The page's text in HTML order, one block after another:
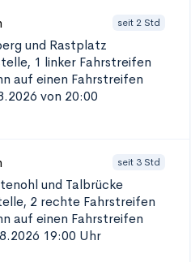
seit 2 Std
und Rastplatz
1 linker Fahrstreifen
auf einen Fahrstreifen
von 20:00
seit 3 Std
und Talbrücke
2 rechte Fahrstreifen
auf einen Fahrstreifen
19:00 Uhr